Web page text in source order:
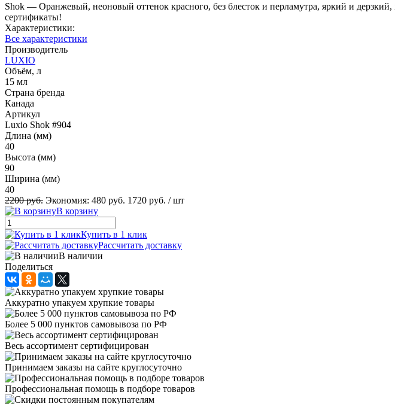
Shok — Оранжевый, неоновый оттенок красного, без блесток и перламутра, яркий и
сертификаты!
Характеристики:
Все характеристики
Производитель
LUXIO
Объём, л
15 мл
Страна бренда
Канада
Артикул
Luxio Shok #904
Длина (мм)
40
Высота (мм)
90
Ширина (мм)
40
2200 руб. Экономия: 480 руб. 1720 руб. / шт
В корзину
Купить в 1 клик
Рассчитать доставку
В наличии
Поделиться
Аккуратно упакуем хрупкие товары
Более 5 000 пунктов самовывоза по РФ
Весь ассортимент сертифицирован
Принимаем заказы на сайте круглосуточно
Профессиональная помощь в подборе товаров